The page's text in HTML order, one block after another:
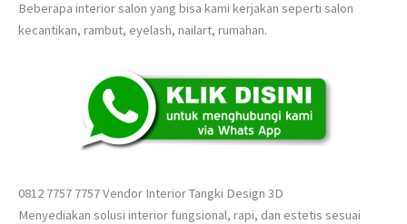
Beberapa interior salon yang bisa kami kerjakan seperti salon
kecantikan, rambut, eyelash, nailart, rumahan.
0812 7757 7757 Vendor Interior Tangki Design 3D
Menyediakan solusi interior fungsional, rapi, dan estetis sesuai